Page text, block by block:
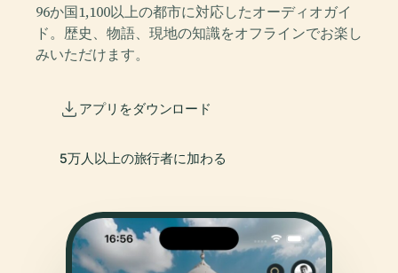
96か国1,100以上の都市に対応したオーディオガイ
ド。歴史、物語、現地の知識をオフラインでお楽し
みいただけます。
アプリをダウンロード
5万人以上の旅行者に加わる